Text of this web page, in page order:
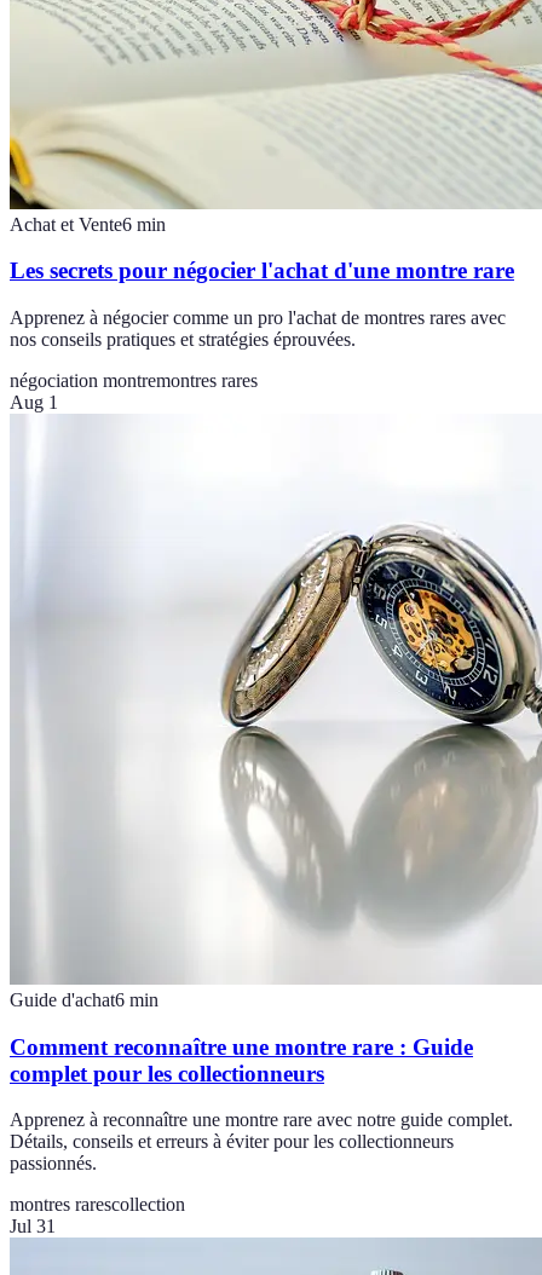
Achat et Vente6 min
Les secrets pour négocier l'achat d'une montre rare
Apprenez à négocier comme un pro l'achat de montres rares avec
nos conseils pratiques et stratégies éprouvées.
négociation montremontres rares
Aug 1
Guide d'achat6 min
Comment reconnaître une montre rare : Guide
complet pour les collectionneurs
Apprenez à reconnaître une montre rare avec notre guide complet.
Détails, conseils et erreurs à éviter pour les collectionneurs
passionnés.
montres rarescollection
Jul 31